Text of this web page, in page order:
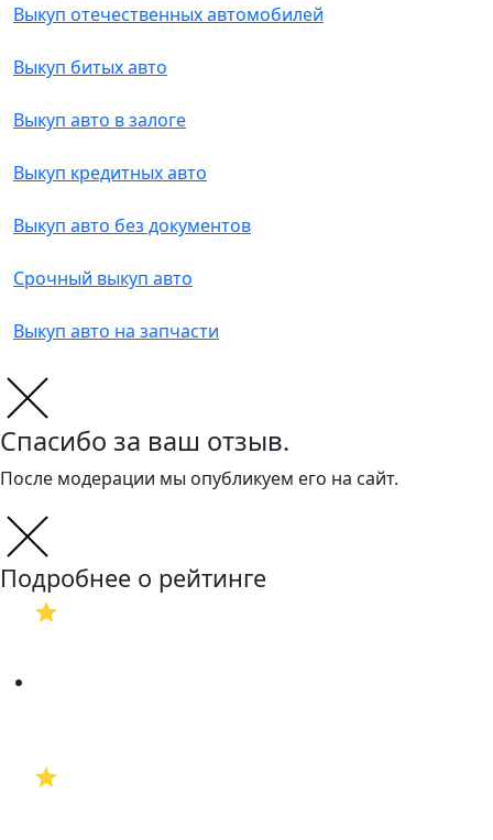
Выкуп отечественных автомобилей
Выкуп битых авто
Выкуп авто в залоге
Выкуп кредитных авто
Выкуп авто без документов
Срочный выкуп авто
Выкуп авто на запчасти
Спасибо за ваш отзыв.
После модерации мы опубликуем его на сайт.
Подробнее о рейтинге